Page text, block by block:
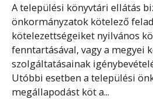
A települési könyvtári ellátás
önkormányzatok kötelező
kötelezettségeiket nyilvános
fenntartásával, vagy a megyei
szolgáltatásainak
Utóbbi esetben a települési
megállapodást köt a...